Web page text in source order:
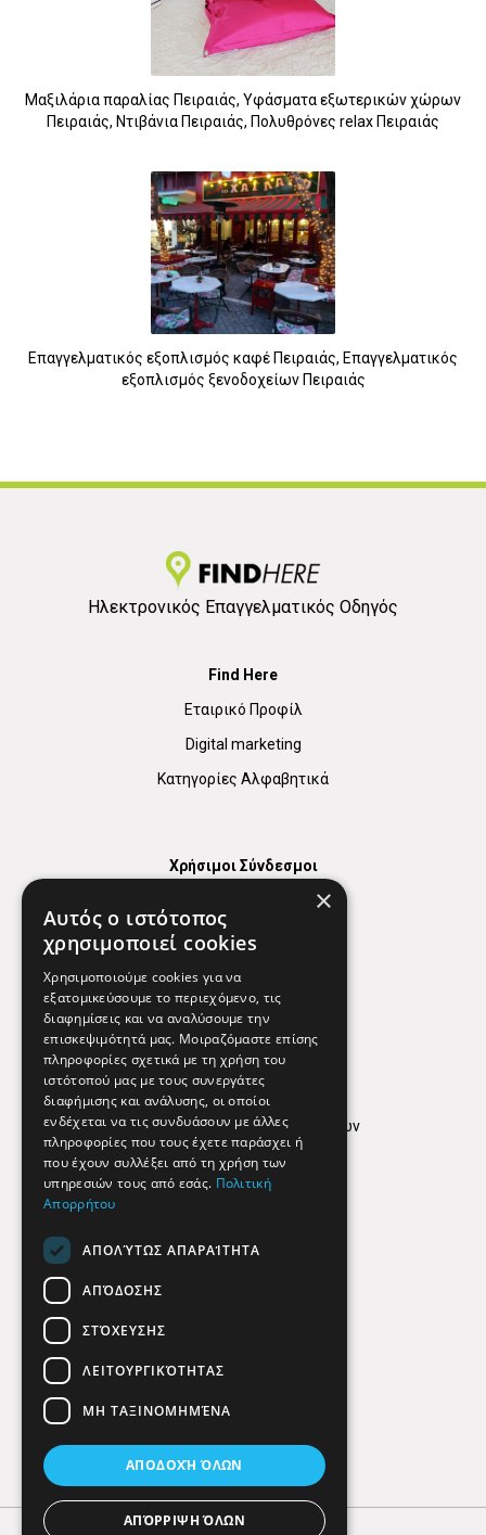
Μαξιλάρια παραλίας Πειραιάς, Υφάσματα εξωτερικών χώρων
Πειραιάς, Ντιβάνια Πειραιάς, Πολυθρόνες relax Πειραιάς
Επαγγελματικός εξοπλισμός καφέ Πειραιάς, Επαγγελματικός
εξοπλισμός ξενοδοχείων Πειραιάς
5
Ηλεκτρονικός Επαγγελματικός Οδηγός
Find Here
Εταιρικό Προφίλ
Digital marketing
Κατηγορίες Αλφαβητικά
Χρήσιμοι Σύνδεσμοι
Χρήσιμα Τηλέφωνα
Εφημερεύοντα Φαρμακεία
Απόρρητο
Όροι Χρήσης
Πολιτική προστασίας δεδομένων
Findhere
Social Media
×
Αυτός ο ιστότοπος
χρησιμοποιεί cookies
Χρησιμοποιούμε cookies για να
εξατομικεύσουμε το περιεχόμενο, τις
διαφημίσεις και να αναλύσουμε την
επισκεψιμότητά μας. Μοιραζόμαστε επίσης
πληροφορίες σχετικά με τη χρήση του
ιστότοπού μας με τους συνεργάτες
διαφήμισης και ανάλυσης, οι οποίοι
ενδέχεται να τις συνδυάσουν με άλλες
πληροφορίες που τους έχετε παράσχει ή
που έχουν συλλέξει από τη χρήση των
υπηρεσιών τους από εσάς. Πολιτική
Απορρήτου
ΑΠΟΛΎΤΩΣ ΑΠΑΡΑΊΤΗΤΑ
ΑΠΌΔΟΣΗΣ
ΣΤΌΧΕΥΣΗΣ
ΛΕΙΤΟΥΡΓΙΚΌΤΗΤΑΣ
ΜΗ ΤΑΞΙΝΟΜΗΜΈΝΑ
ΑΠΟΔΟΧΉ ΌΛΩΝ
ΑΠΌΡΡΙΨΗ ΌΛΩΝ